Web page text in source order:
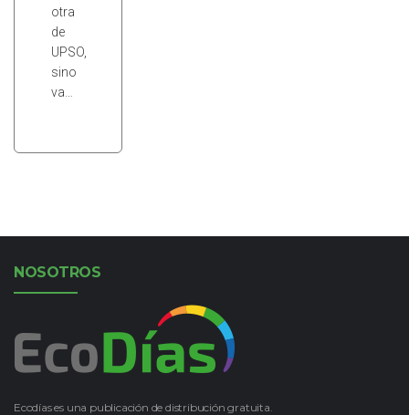
otra
de
UPSO,
sino
va…
NOSOTROS
Ecodías es una publicación de distribución gratuita.